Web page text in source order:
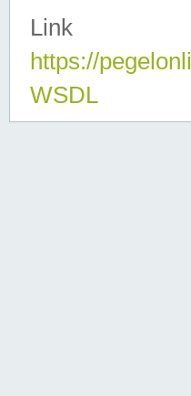
https://
WSDL